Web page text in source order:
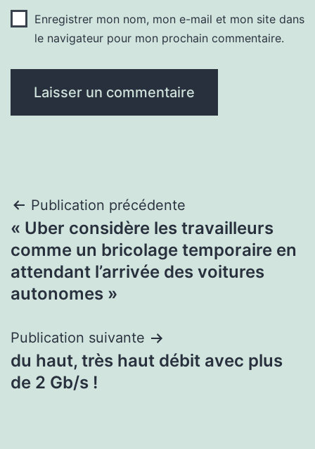
Enregistrer mon nom, mon e-mail et mon site dans
le navigateur pour mon prochain commentaire.
Navigation
de
l’article
Publication précédente
« Uber considère les travailleurs
comme un bricolage temporaire en
attendant l’arrivée des voitures
autonomes »
Publication suivante
du haut, très haut débit avec plus
de 2 Gb/s !